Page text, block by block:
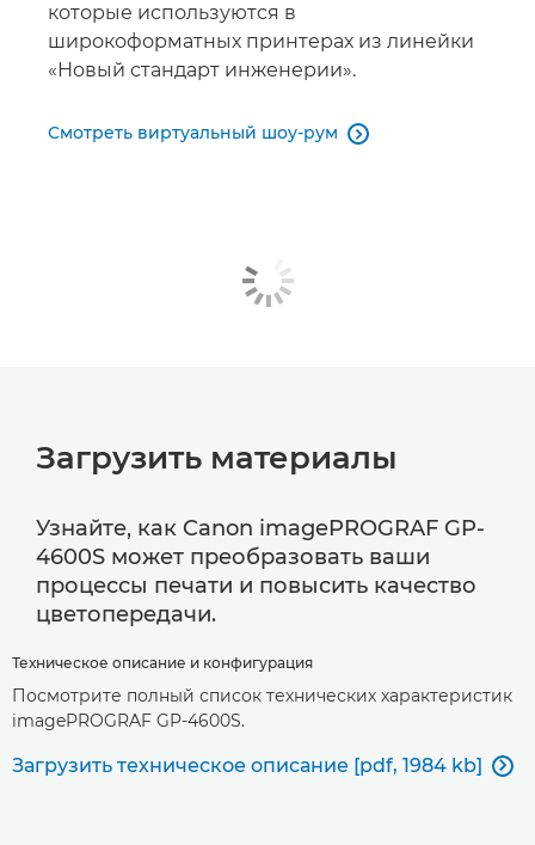
которые используются в
широкоформатных принтерах из линейки
«Новый стандарт инженерии».
Смотреть виртуальный шоу-рум 
Загрузить материалы
Узнайте, как Canon imagePROGRAF GP-
4600S может преобразовать ваши
процессы печати и повысить качество
цветопередачи.
Техническое описание и конфигурация
Посмотрите полный список технических характеристик
imagePROGRAF GP-4600S.
Загрузить техническое описание [pdf, 1984 kb] 